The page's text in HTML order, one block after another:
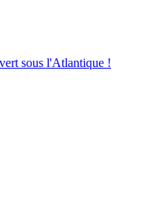
sous l'Atlantique !